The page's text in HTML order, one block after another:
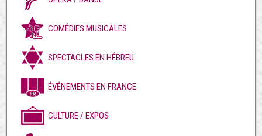
COMÉDIES MUSICALES
SPECTACLES EN HÉBREU
ÉVÉNEMENTS EN FRANCE
CULTURE / EXPOS